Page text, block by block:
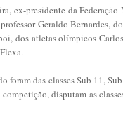
ex-presidente da Federação
Geraldo Bernardes,
dos atletas olímpicos
foram das classes Sub 11,
disputam as